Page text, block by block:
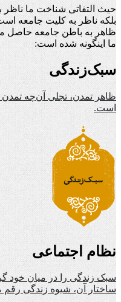
حیث التفاتی شناخت ما
بلکه ناظر به کلیت جامعه
ظاهر به باطن جامعه حاصل
ما اینگونه شده است:
سبک‌زندگی
ظاهر تمدن، تجلی آن‌چه
است.
نظام اجتماعی
سبک زندگی را در میان خود
ساختار آن، شیوه زندگی